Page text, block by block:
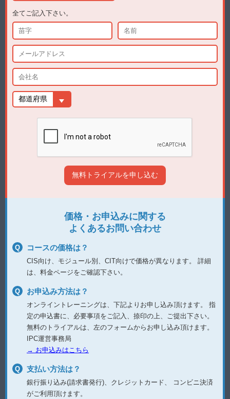
全てご記入下さい。
価格・お申込みに関する
よくあるお問い合わせ
コースの価格は？
CIS向け、モジュール別、CIT向けで価格が異なります。
詳細
は、料金ページをご確認下さい。
お申込み方法は？
オンライントレーニングは、下記よりお申し込み頂けます。
指
定の申込書に、必要事項をご記入、捺印の上、ご提出下さい。
無料のトライアルは、左のフォームからお申し込み頂けます。
IPC運営事務局
→ お申込みはこちら
支払い方法は？
銀行振り込み(請求書発行)、クレジットカード、
コンビニ決済
がご利用頂けます。